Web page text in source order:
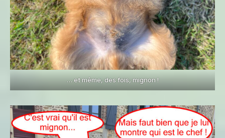
… et même, des fois, mignon !